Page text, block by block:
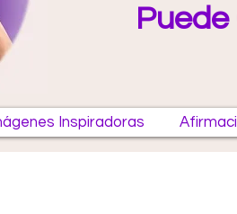
Inspiradoras